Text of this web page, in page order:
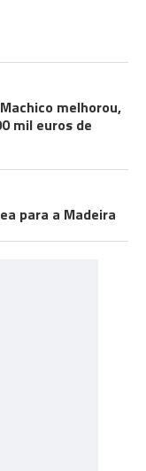
melhorou,
mil euros de
para a Madeira